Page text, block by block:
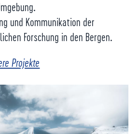
und Kommunikation der
Forschung in den Bergen.
Projekte